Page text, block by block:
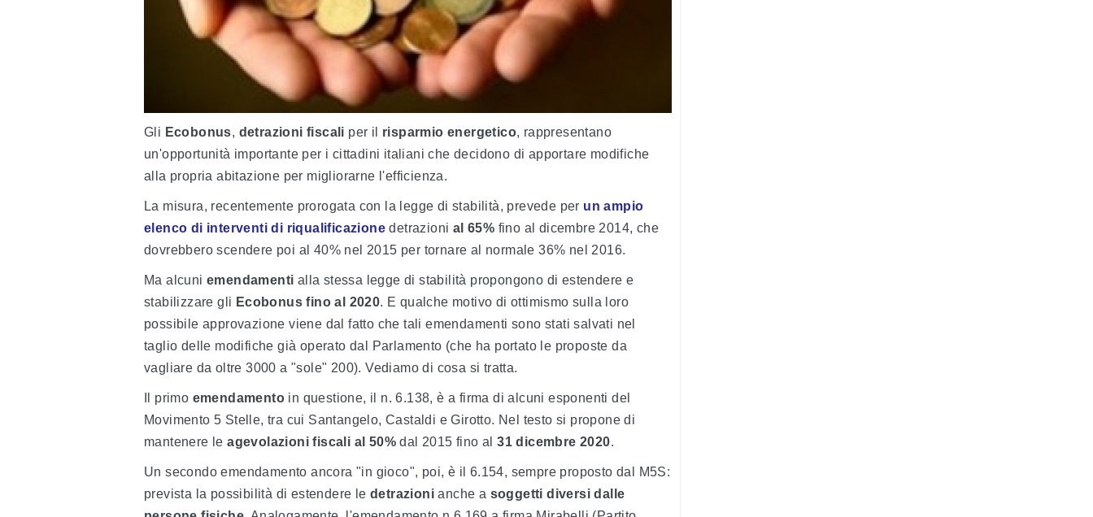
Gli Ecobonus, detrazioni fiscali per il risparmio energetico, rappresentano
un'opportunità importante per i cittadini italiani che decidono di apportare modifiche
alla propria abitazione per migliorarne l'efficienza.
La misura, recentemente prorogata con la legge di stabilità, prevede per un ampio
elenco di interventi di riqualificazione detrazioni al 65% fino al dicembre 2014, che
dovrebbero scendere poi al 40% nel 2015 per tornare al normale 36% nel 2016.
Ma alcuni emendamenti alla stessa legge di stabilità propongono di estendere e
stabilizzare gli Ecobonus fino al 2020. E qualche motivo di ottimismo sulla loro
possibile approvazione viene dal fatto che tali emendamenti sono stati salvati nel
taglio delle modifiche già operato dal Parlamento (che ha portato le proposte da
vagliare da oltre 3000 a "sole" 200). Vediamo di cosa si tratta.
Il primo emendamento in questione, il n. 6.138, è a firma di alcuni esponenti del
Movimento 5 Stelle, tra cui Santangelo, Castaldi e Girotto. Nel testo si propone di
mantenere leagevolazioni fiscali al 50% dal 2015 fino al31 dicembre 2020.
Un secondo emendamento ancora "in gioco", poi, è il 6.154, sempre proposto dal M5S:
prevista la possibilità di estendere le detrazioni anche a soggetti diversi dalle